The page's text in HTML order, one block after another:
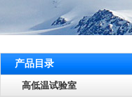
产品目录
高低温试验室